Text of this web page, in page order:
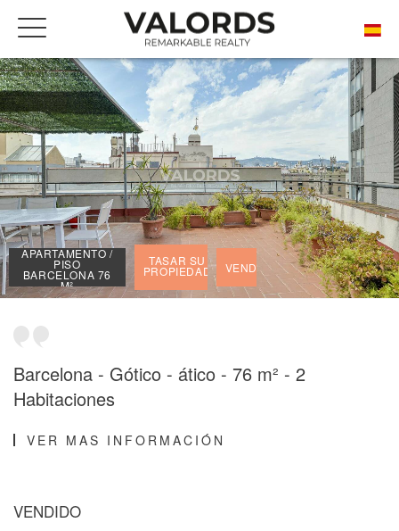
INICIO NUESTRAS PRESTIGIOSAS PROPIEDADES VENDIDAS APARTAMENTO / PISO BARCELONA 76 M²
APARTAMENTO /
PISO
BARCELONA 76
M²
TASAR SU
PROPIEDAD VENDIDO
Barcelona - Gótico - ático - 76 m² - 2
Habitaciones
VER MAS INFORMACIÓN
VENDIDO